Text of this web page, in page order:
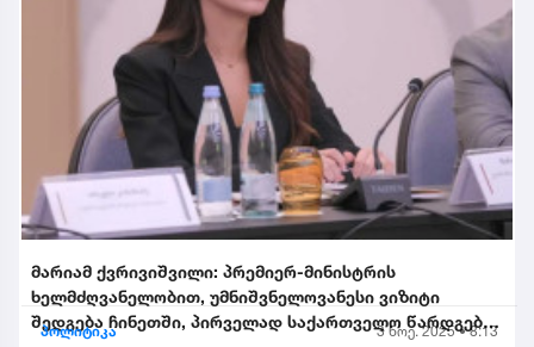
მარიამ ქვრივიშვილი: პრემიერ-მინისტრის
ხელმძღვანელობით, უმნიშვნელოვანესი ვიზიტი
შედგება ჩინეთში, პირველად საქართველო წარდგება
პოლიტიკა 3 ნოე. 2025 • 8:13